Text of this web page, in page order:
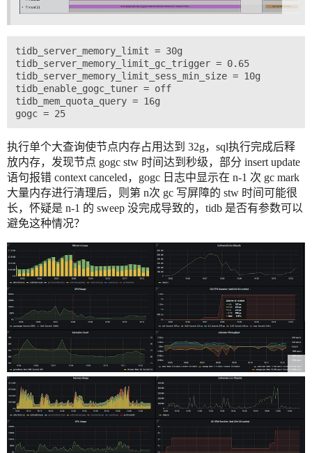
tidb_server_memory_limit = 30g
tidb_server_memory_limit_gc_trigger = 0.65
tidb_server_memory_limit_sess_min_size = 10g
tidb_enable_gogc_tuner = off
tidb_mem_quota_query = 16g
执行单个大查询使节点内存占用达到 32g，sql执行完成后释
放内存，发现节点 gogc stw 时间达到秒级，部分 insert update
语句报错 context canceled，gogc 日志中显示在 n-1 次 gc mark
大量内存进行清理后，则第 n次 gc 写屏障的 stw 时间可能很
长，怀疑是 n-1 的 sweep 没完成导致的，tidb 是否有参数可以
避免这种情况？